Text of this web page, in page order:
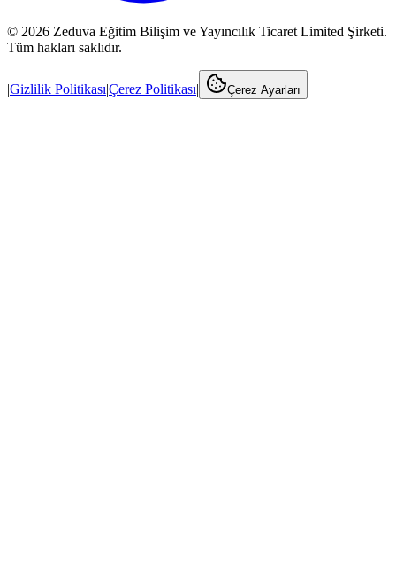
© 2026 Zeduva Eğitim Bilişim ve Yayıncılık Ticaret Limited Şirketi.
Tüm hakları saklıdır.
|Gizlilik Politikası|Çerez Politikası| Çerez Ayarları